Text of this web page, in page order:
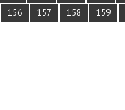
156 157 158 159